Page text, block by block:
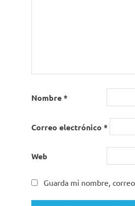
Nombre*
Correo electrónico *
Web
Guarda mi nombre,